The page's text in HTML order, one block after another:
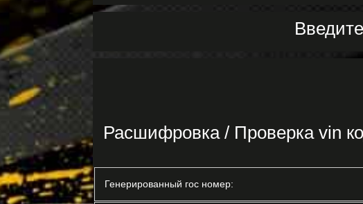
Расшифровка / Проверка vin
Генерированный гос номер: